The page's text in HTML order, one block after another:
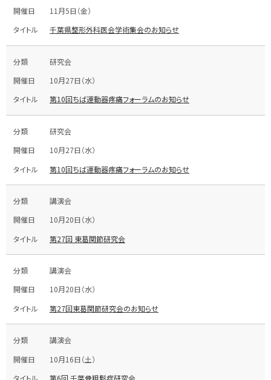
11月5日（金）
千葉県整形外科医会学術集会のお知らせ
研究会
10月27日（水）
第10回ちば運動器疼痛フォーラムのお知らせ
研究会
10月27日（水）
第10回ちば運動器疼痛フォーラムのお知らせ
講演会
10月20日（水）
第27回 東葛関節研究会
講演会
10月20日（水）
第27回東葛関節研究会のお知らせ
講演会
10月16日（土）